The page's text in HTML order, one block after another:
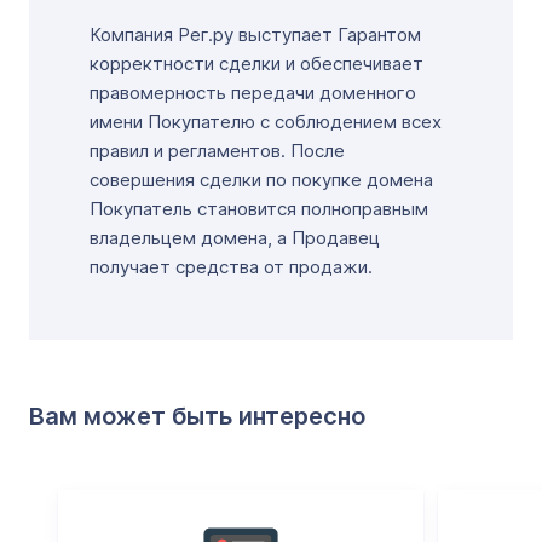
Компания Рег.ру выступает Гарантом
корректности сделки и обеспечивает
правомерность передачи доменного
имени Покупателю с соблюдением всех
правил и регламентов. После
совершения сделки по покупке домена
Покупатель становится полноправным
владельцем домена, а Продавец
получает средства от продажи.
Вам может быть интересно